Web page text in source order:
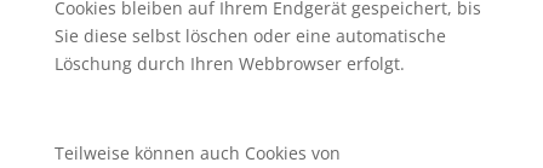
Cookies bleiben auf Ihrem Endgerät gespeichert, bis
Sie diese selbst löschen oder eine automatische
Löschung durch Ihren Webbrowser erfolgt.
Teilweise können auch Cookies von